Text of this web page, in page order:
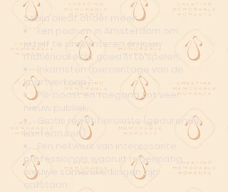
Scala biedt onder meer:
Een podium in Amsterdam om
jezelf te presenteren én jouw
materiaal écht goed in te spelen;
Inkomsten (percentage van de
kaartverkoop);
PR-boost en toegang tot veel
Gratis repetitieruimte (gedurende
kantooruren);
Een netwerk van interessante
professionals waaruit regelmatig
nieuwe samenwerkingen zijn
ontstaan.​